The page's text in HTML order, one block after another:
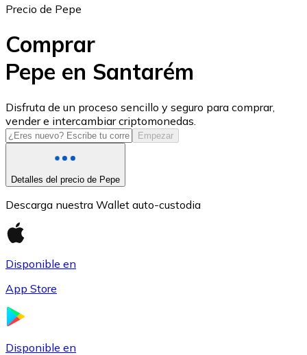
USD Coin
USDC
Precio de Pepe
Comprar
Pepe en Santarém
Disfruta de un proceso sencillo y seguro para comprar,
vender e intercambiar criptomonedas.
Empezar
Detalles del precio de Pepe
Descarga nuestra Wallet auto-custodia
Disponible en
App Store
Disponible en